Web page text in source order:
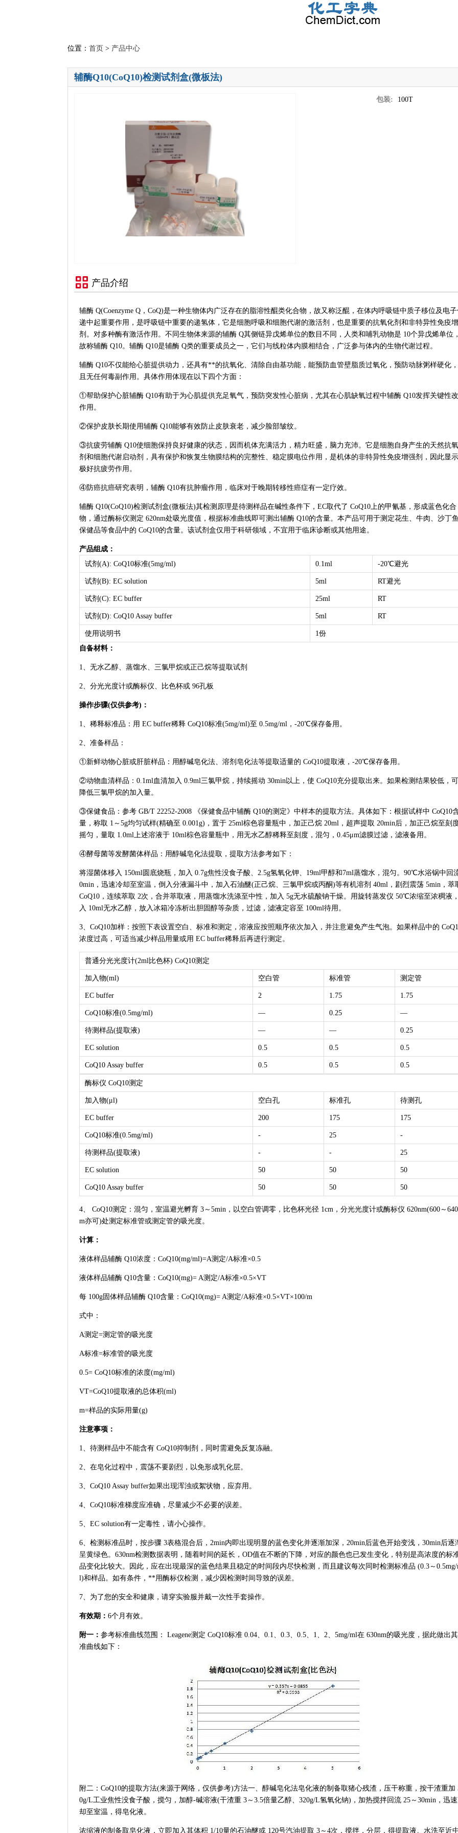
位置： 首页 > 产品中心
辅酶Q10(CoQ10)检测试剂盒(微板法)
包装: 100T
产品介绍
辅酶 Q(Coenzyme Q，CoQ)是一种生物体内广泛存在的脂溶性醌类化合物，故又称泛醌，在体内呼吸链中质子移位及电
递中起重要作用，是呼吸链中重要的递氢体，它是细胞呼吸和细胞代谢的激活剂，也是重要的抗氧化剂和非特异性免疫
剂。对多种酶有激活作用。不同生物体来源的辅酶 Q其侧链异戊烯单位的数目不同，人类和哺乳动物是 10个异戊烯单位
故称辅酶 Q10。辅酶 Q10是辅酶 Q类的重要成员之一，它们与线粒体内膜相结合，广泛参与体内的生物代谢过程。
辅酶 Q10不仅能给心脏提供动力，还具有**的抗氧化、清除自由基功能，能预防血管壁脂质过氧化，预防动脉粥样硬化
且无任何毒副作用。具体作用体现在以下四个方面：
①帮助保护心脏辅酶 Q10有助于为心肌提供充足氧气，预防突发性心脏病，尤其在心肌缺氧过程中辅酶 Q10发挥关键性
作用。
②保护皮肤长期使用辅酶 Q10能够有效防止皮肤衰老，减少脸部皱纹。
③抗疲劳辅酶 Q10使细胞保持良好健康的状态，因而机体充满活力，精力旺盛，脑力充沛。它是细胞自身产生的天然抗
剂和细胞代谢启动剂，具有保护和恢复生物膜结构的完整性、稳定膜电位作用，是机体的非特异性免疫增强剂，因此显
极好抗疲劳作用。
④防癌抗癌研究表明，辅酶 Q10有抗肿瘤作用，临床对于晚期转移性癌症有一定疗效。
辅酶 Q10(CoQ10)检测试剂盒(微板法)其检测原理是待测样品在碱性条件下，EC取代了 CoQ10上的甲氰基，形成蓝色化合
物，通过酶标仪测定 620nm处吸光度值，根据标准曲线即可测出辅酶 Q10的含量。本产品可用于测定花生、牛肉、沙丁
保健品等食品中的 CoQ10的含量。该试剂盒仅用于科研领域，不宜用于临床诊断或其他用途。
产品组成：
试剂(A): CoQ10标准(5mg/ml)
0.1ml -20℃避光
试剂(B): EC solution 5ml RT避光
试剂(C): EC buffer 25ml RT
试剂(D): CoQ10 Assay buffer 5ml RT
使用说明书
1份
自备材料：
1、无水乙醇、蒸馏水、三氯甲烷或正己烷等提取试剂
2、分光光度计或酶标仪、比色杯或 96孔板
操作步骤(仅供参考)：
1、稀释标准品：用 EC buffer稀释 CoQ10标准(5mg/ml)至 0.5mg/ml，-20℃保存备用。
2、准备样品：
①新鲜动物心脏或肝脏样品：用醇碱皂化法、溶剂皂化法等提取适量的 CoQ10提取液，-20℃保存备用。
②动物血清样品：0.1ml血清加入 0.9ml三氯甲烷，持续摇动 30min以上，使 CoQ10充分提取出来。如果检测结果较低，
降低三氯甲烷的加入量。
③保健食品：参考 GB/T 22252-2008 《保健食品中辅酶 Q10的测定》中样本的提取方法。具体如下：根据试样中 CoQ10
量，称取 1～5g均匀试样(精确至 0.001g)，置于 25ml棕色容量瓶中，加正己烷 20ml，超声提取 20min后，加正己烷至刻
摇匀，量取 1.0ml上述溶液于 10ml棕色容量瓶中，用无水乙醇稀释至刻度，混匀，0.45μm滤膜过滤，滤液备用。
④酵母菌等发酵菌体样品：用醇碱皂化法提取，提取方法参考如下：
将湿菌体移入 150ml圆底烧瓶，加入 0.7g焦性没食子酸、2.5g氢氧化钾、19ml甲醇和7ml蒸馏水，混匀。90℃水浴锅中回
0min，迅速冷却至室温，倒入分液漏斗中，加入石油醚(正己烷、三氯甲烷或丙酮)等有机溶剂 40ml，剧烈震荡 5min，萃
CoQ10，连续萃取 2次，合并萃取液，用蒸馏水洗涤至中性，加入 5g无水硫酸钠干燥。用旋转蒸发仪 50℃浓缩至浓稠液
入 10ml无水乙醇，放入冰箱冷冻析出胆固醇等杂质，过滤，滤液定容至 100ml待用。
3、CoQ10加样：按照下表设置空白、标准和测定，溶液应按照顺序依次加入，并注意避免产生气泡。如果样品中的
浓度过高，可适当减少样品用量或用 EC buffer稀释后再进行测定。
普通分光光度计(2ml比色杯) CoQ10测定
加入物(ml) 空白管 标准管 测定管
EC buffer 2 1.75 1.75
CoQ10标准(0.5mg/ml) — 0.25 —
待测样品(提取液) — — 0.25
EC solution 0.5 0.5 0.5
CoQ10 Assay buffer 0.5 0.5 0.5
酶标仪 CoQ10测定
加入物(μl) 空白孔 标准孔 待测孔
EC buffer 200 175 175
CoQ10标准(0.5mg/ml) - 25 -
待测样品(提取液) - - 25
EC solution 50 50 50
CoQ10 Assay buffer 50 50 50
4、 CoQ10测定：混匀，室温避光孵育 3～5min，以空白管调零，比色杯光径 1cm，分光光度计或酶标仪 620nm(600～
m亦可)处测定标准管或测定管的吸光度。
计算：
液体样品辅酶 Q10浓度：CoQ10(mg/ml)=A测定/A标准×0.5
液体样品辅酶 Q10含量：CoQ10(mg)= A测定/A标准×0.5×VT
每 100g固体样品辅酶 Q10含量：CoQ10(mg)= A测定/A标准×0.5×VT×100/m
式中：
A测定=测定管的吸光度
A标准=标准管的吸光度
0.5= CoQ10标准的浓度(mg/ml)
VT=CoQ10提取液的总体积(ml)
m=样品的实际用量(g)
注意事项：
1、待测样品中不能含有 CoQ10抑制剂，同时需避免反复冻融。
2、在皂化过程中，震荡不要剧烈，以免形成乳化层。
3、CoQ10 Assay buffer如果出现浑浊或絮状物，应弃用。
4、CoQ10标准梯度应准确，尽量减少不必要的误差。
5、EC solution有一定毒性，请小心操作。
6、检测标准品时，按步骤 3表格混合后，2min内即出现明显的蓝色变化并逐渐加深，20min后蓝色开始变浅，30min后逐
呈黄绿色。630nm检测数据表明，随着时间的延长，OD值在不断的下降，对应的颜色也已发生变化，特别是高浓度的标
品变化比较大。因此，应在出现最深的蓝色结果且稳定的时间段内尽快检测，而且建议每次同时检测标准品 (0.3～0.5mg/
l)和样品。如有条件，**用酶标仪检测，减少因检测时间导致的误差。
7、为了您的安全和健康，请穿实验服并戴一次性手套操作。
有效期： 6个月有效。
附一： 参考标准曲线范围： Leagene测定 CoQ10标准 0.04、0.1、0.3、0.5、1、2、5mg/ml在 630nm的吸光度，据此做出
准曲线如下：
附二：CoQ10的提取方法(来源于网络，仅供参考)方法一、醇碱皂化法皂化液的制备取猪心残渣，压干称重，按干渣重加
0g/L工业焦性没食子酸，搅匀，加醇-碱溶液(干渣重 3～3.5倍量乙醇、320g/L氢氧化钠)，加热搅拌回流 25～30min，迅
却至室温，得皂化液。
浓缩液的制备取皂化液，立即加入其体积 1/10量的石油醚或 120号汽油提取 3～4次，搅拌，分层，得提取液。水洗至近